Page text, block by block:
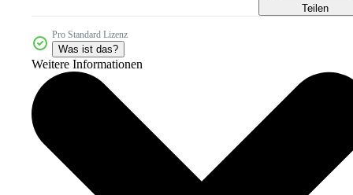
Teilen
Pro Standard Lizenz
Was ist das?
Weitere Informationen